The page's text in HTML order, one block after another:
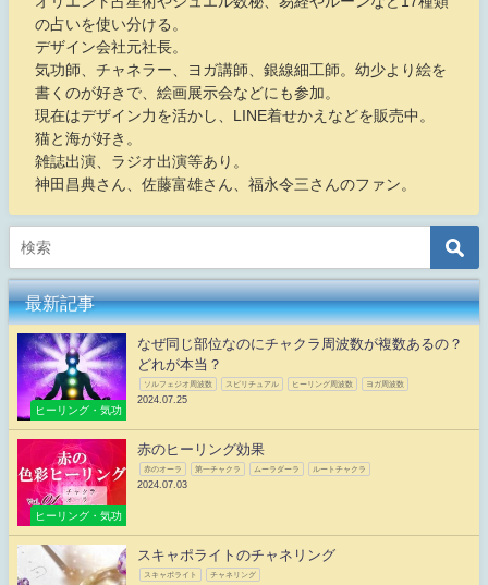
の占いを使い分ける。
デザイン会社元社長。
気功師、チャネラー、ヨガ講師、銀線細工師。幼少より絵を
書くのが好きで、絵画展示会などにも参加。
現在はデザイン力を活かし、LINE着せかえなどを販売中。
猫と海が好き。
雑誌出演、ラジオ出演等あり。
神田昌典さん、佐藤富雄さん、福永令三さんのファン。
最新記事
ヒーリング・気功
なぜ同じ部位なのにチャクラ周波数が複数あるの？
どれが本当？
ソルフェジオ周波数 スピリチュアル ヒーリング周波数 ヨガ周波数
2024.07.25
ヒーリング・気功
赤のヒーリング効果
赤のオーラ 第一チャクラ ムーラダーラ ルートチャクラ
2024.07.03
スキャポライトのチャネリング
スキャポライト チャネリング